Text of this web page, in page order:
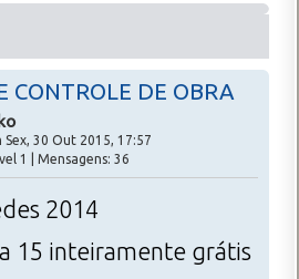
CONTROLE DE OBRA
30 Out 2015, 17:57
1 | Mensagens: 36
2014
15 inteiramente grátis